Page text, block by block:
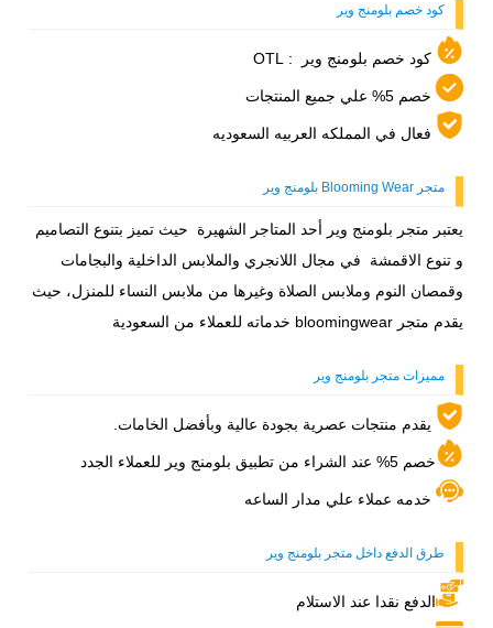
كود خصم بلومنج وير
كود خصم بلومنج وير : OTL
خصم 5% علي جميع المنتجات
فعال في المملكه العربيه السعوديه
متجر Blooming Wear بلومنج وير
يعتبر متجر بلومنج وير أحد المتاجر الشهيرة حيث تميز بتنوع التصاميم
و تنوع الاقمشة في مجال اللانجري والملابس الداخلية والبجامات
وقمصان النوم وملابس الصلاة وغيرها من ملابس النساء للمنزل، حيث
يقدم متجر bloomingwear خدماته للعملاء من السعودية
مميزات متجر بلومنج وير
يقدم منتجات عصرية بجودة عالية وبأفضل الخامات.
خصم 5% عند الشراء من تطبيق بلومنج وير للعملاء الجدد
خدمه عملاء علي مدار الساعه
طرق الدفع داخل متجر بلومنج وير
الدفع نقدا عند الاستلام